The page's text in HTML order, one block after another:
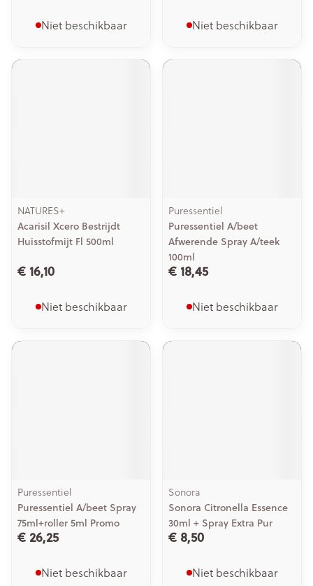
Niet beschikbaar Niet beschikbaar
NATURES+
Acarisil Xcero Bestrijdt
Huisstofmijt Fl 500ml
€ 16,10
Niet beschikbaar
Puressentiel
Puressentiel A/beet
Afwerende Spray A/teek
100ml
€ 18,45
Niet beschikbaar
Puressentiel
Puressentiel A/beet Spray
75ml+roller 5ml Promo
€ 26,25
Niet beschikbaar
Sonora
Sonora Citronella Essence
30ml + Spray Extra Pur
€ 8,50
Niet beschikbaar